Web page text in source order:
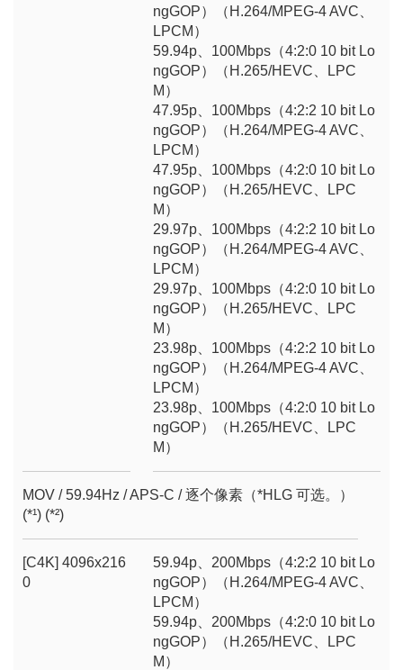
ngGOP）（H.264/MPEG-4 AVC、
LPCM）
59.94p、100Mbps（4:2:0 10 bit Lo
ngGOP）（H.265/HEVC、LPC
M）
47.95p、100Mbps（4:2:2 10 bit Lo
ngGOP）（H.264/MPEG-4 AVC、
LPCM）
47.95p、100Mbps（4:2:0 10 bit Lo
ngGOP）（H.265/HEVC、LPC
M）
29.97p、100Mbps（4:2:2 10 bit Lo
ngGOP）（H.264/MPEG-4 AVC、
LPCM）
29.97p、100Mbps（4:2:0 10 bit Lo
ngGOP）（H.265/HEVC、LPC
M）
23.98p、100Mbps（4:2:2 10 bit Lo
ngGOP）（H.264/MPEG-4 AVC、
LPCM）
23.98p、100Mbps（4:2:0 10 bit Lo
ngGOP）（H.265/HEVC、LPC
M）
MOV / 59.94Hz / APS-C / 逐个像素（*HLG 可选。）
(*¹) (*²)
[C4K] 4096x216
0
59.94p、200Mbps（4:2:2 10 bit Lo
ngGOP）（H.264/MPEG-4 AVC、
LPCM）
59.94p、200Mbps（4:2:0 10 bit Lo
ngGOP）（H.265/HEVC、LPC
M）